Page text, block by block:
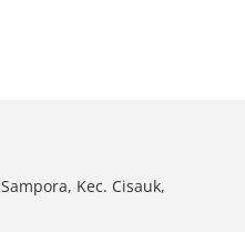
Kec. Cisauk,